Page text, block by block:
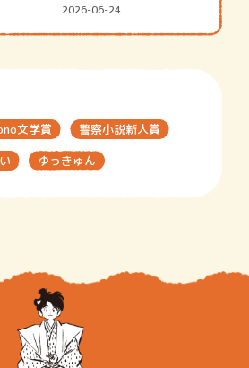
2026-06-24
文学賞
警察小説新人賞
ゆっきゅん